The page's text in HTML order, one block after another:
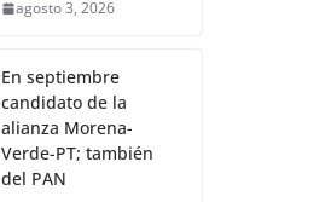
agosto 3, 2026
En septiembre
candidato de la
alianza Morena-
Verde-PT; también
del PAN